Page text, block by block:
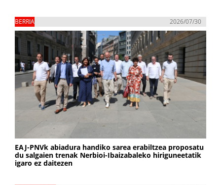
BERRIA 2026/07/30
EAJ-PNVk abiadura handiko sarea erabiltzea proposatu
du salgaien trenak Nerbioi-Ibaizabaleko hiriguneetatik
igaro ez daitezen